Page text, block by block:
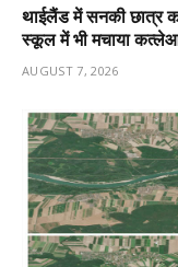
थाईलैंड में सनकी छात्र
स्कूल में भी मचाया
AUGUST 7, 2026